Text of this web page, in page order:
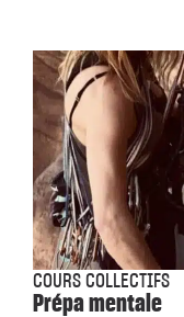
COURS COLLECTIFS
Prépa mentale